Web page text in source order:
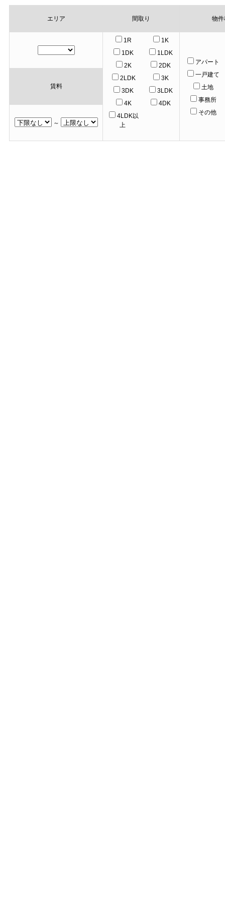
エリア 間取り 物
1R
1K
1DK
1LDK
2K
2DK
2LDK
3K
3DK
3LDK
4K
4DK
4LDK以
上
アパート
一戸建て
土地
事務所
その他
賃料
～